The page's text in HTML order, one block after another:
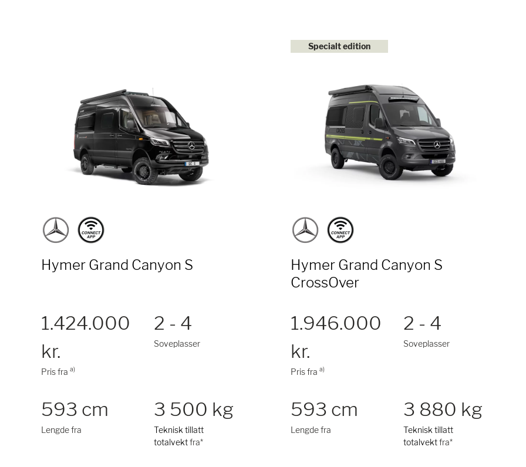
Hymer Grand Canyon S
1.424.000
kr.
Pris fra a)
2 - 4
Soveplasser
593 cm
Lengde fra
3 500 kg
Teknisk tillatt
totalvektfra*
Specialt edition
Hymer Grand Canyon S
CrossOver
1.946.000
kr.
Pris fra a)
2 - 4
Soveplasser
593 cm
Lengde fra
3 880 kg
Teknisk tillatt
totalvektfra*